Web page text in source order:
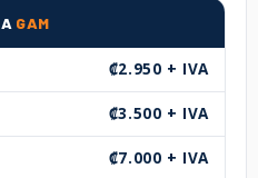
GAM
₡2.950 + IVA
₡3.500 + IVA
₡7.000 + IVA